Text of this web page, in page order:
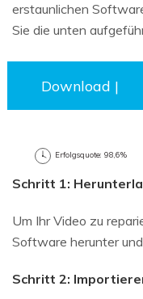
erstaunlichen
Sie die unten
Download |
Erfolgsquote: 98,6%
Schritt 1:
Um Ihr Video zu
Software herunter
Schritt 2: